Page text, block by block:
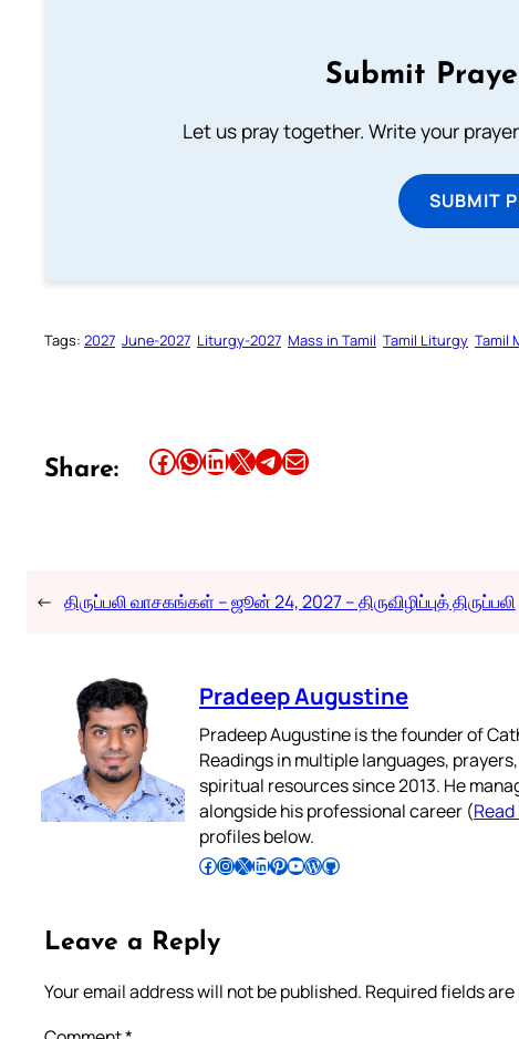
Submit
Let us pray together. Write your
SUBMIT
Tags: 2027 June-2027 Liturgy-2027 Mass in Tamil Tamil Liturgy Tamil
Share: Share this article on Facebook Share this article on WhatsApp Share this article on LinkedIn Share this article on X Share this article on TelegramEmail this Article
← திருப்பலி வாசகங்கள் – ஜூன் 24, 2027 – திருவிழிப்புத் திருப்பலி
Pradeep Augustine
Pradeep Augustine is the founder of
Readings in multiple languages,
spiritual resources since 2013. He
alongside his professional career (
profiles below.
Follow Pradeep on Facebook Follow Pradeep on InstagramFollow Pradeep on X Follow Pradeep on LinkedIn Follow Pradeep on Pinterest Subscribe to Pradeep’s Youtube Channel Follow Pradeep on WordPress Follow Pradeep on GitHub
Leave a Reply
Your email address will not be published. Required fields